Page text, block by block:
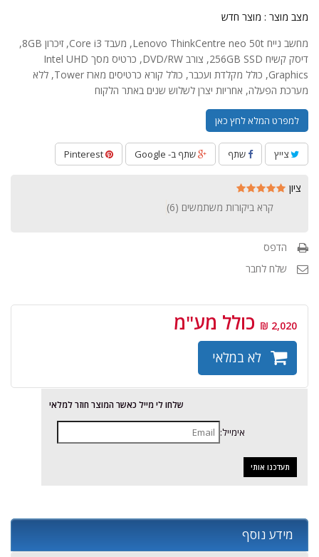
מצב מוצר : מוצר חדש
מחשב נייח Lenovo ThinkCentre neo 50t, מעבד Core i3, זיכרון 8GB,
דיסק קשיח 256GB SSD, צורב DVD/RW, כרטיס מסך Intel UHD
Graphics, כולל מקלדת ועכבר, כולל קורא כרטיסים מארז Tower, ללא
מערכת הפעלה, אחריות יצרן לשלוש שנים באתר הלקוח
למפרט המלא לחץ כאן
צייץ שתף שתף ב- Google
ציון
קרא ביקורות משתמשים (6
)
הדפס
שלח לחבר
2,020 ₪ כולל מע"מ
לא במלאי
שלחו לי מייל כאשר המוצר חוזר למלאי
אימייל:
מידע נוסף